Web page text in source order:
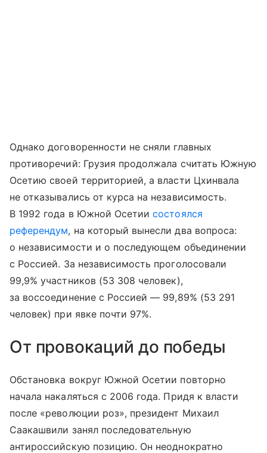
Однако договоренности не сняли главных
противоречий: Грузия продолжала считать Южную
Осетию своей территорией, а власти Цхинвала
не отказывались от курса на независимость.
В 1992 года в Южной Осетиисостоялся
референдум, на который вынесли два вопроса:
о независимости и о последующем объединении
с Россией. За независимость проголосовали
99,9% участников (53 308 человек),
за воссоединение с Россией — 99,89% (53 291
человек) при явке почти 97%.
От провокаций до победы
Обстановка вокруг Южной Осетии повторно
начала накаляться с 2006 года. Придя к власти
после «революции роз», президент Михаил
Саакашвили занял последовательную
антироссийскую позицию. Он неоднократно